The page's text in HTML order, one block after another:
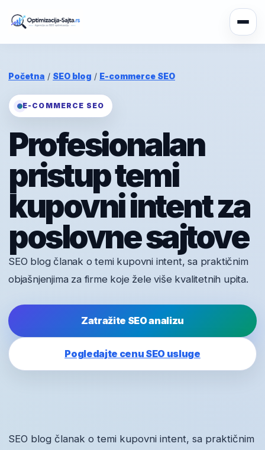
Početna / SEO blog / E-commerce SEO
E-COMMERCE SEO
Profesionalan
pristup temi
kupovni intent za
poslovne sajtove
SEO blog članak o temi kupovni intent, sa praktičnim
objašnjenjima za firme koje žele više kvalitetnih upita.
Zatražite SEO analizu
Pogledajte cenu SEO usluge
SEO blog članak o temi kupovni intent, sa praktičnim